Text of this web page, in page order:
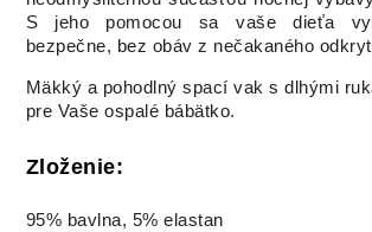
S jeho pomocou sa vaše dieťa
bezpečne, bez obáv z nečakaného
Mäkký a pohodlný spací vak s dlhými
pre Vaše ospalé bábätko.
Zloženie:
95% bavlna, 5% elastan